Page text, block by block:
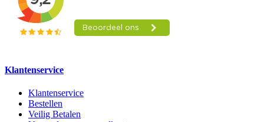
Klantenservice
Klantenservice
Bestellen
Veilig Betalen